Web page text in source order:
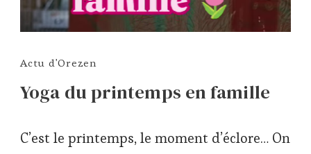
Actu d'Orezen
Yoga du printemps en famille
C’est le printemps, le moment d’éclore… On